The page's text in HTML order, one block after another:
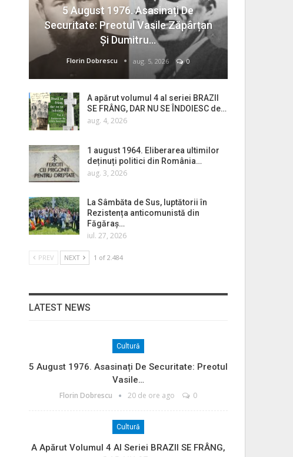
5 August 1976. Asasinați De
Securitate: Preotul Vasile Zăpârțan
Și Dumitru…
Florin Dobrescu aug. 5, 2026 0
A apărut volumul 4 al seriei BRAZII
SE FRÂNG, DAR NU SE ÎNDOIESC de…
aug. 4, 2026
1 august 1964. Eliberarea ultimilor
deținuți politici din România…
aug. 3, 2026
La Sâmbăta de Sus, luptătorii în
Rezistența anticomunistă din
Făgăraș…
iul. 27, 2026
PREV NEXT 1 of 2.484
LATEST NEWS
Cultură
5 August 1976. Asasinați De Securitate: Preotul
Vasile…
Florin Dobrescu 20 de ore ago 0
Cultură
A Apărut Volumul 4 Al Seriei BRAZII SE FRÂNG,